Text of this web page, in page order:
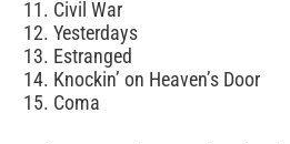
Civil War
Yesterdays
Estranged
Knockin’ on Heaven’s Door
Coma